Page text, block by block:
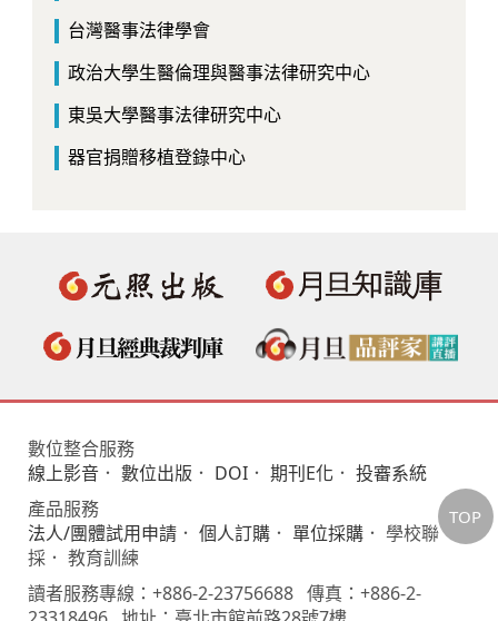
台灣醫事法律學會
政治大學生醫倫理與醫事法律研究中心
東吳大學醫事法律研究中心
器官捐贈移植登錄中心
數位整合服務
線上影音 ． 數位出版 ． DOI ． 期刊E化 ． 投審系統
產品服務
法人/團體試用申請 ． 個人訂購 ． 單位採購 ． 學校聯
採． 教育訓練
讀者服務專線：+886-2-23756688 傳真：+886-2-
TOP